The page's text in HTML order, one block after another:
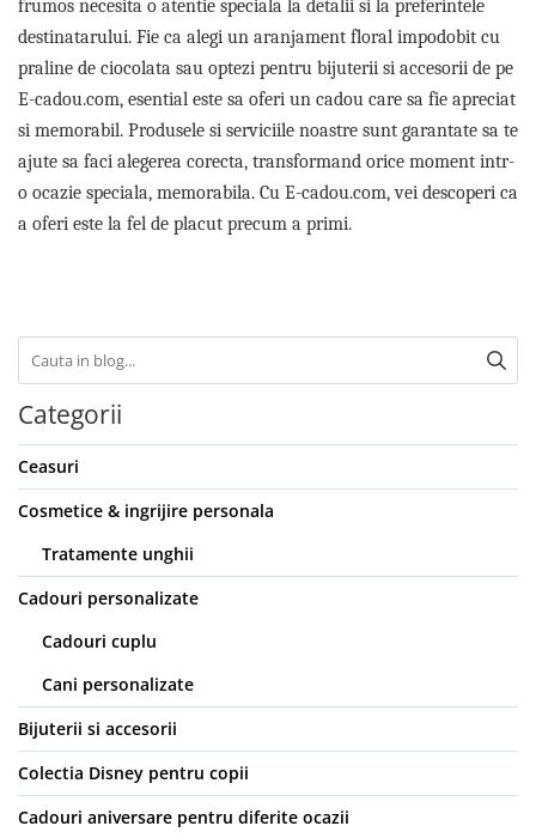
frumos necesita o atentie speciala la detalii si la preferintele
destinatarului. Fie ca alegi un aranjament floral impodobit cu
praline de ciocolata sau optezi pentru bijuterii si accesorii de pe
E-cadou.com, esential este sa oferi un cadou care sa fie apreciat
si memorabil. Produsele si serviciile noastre sunt garantate sa te
ajute sa faci alegerea corecta, transformand orice moment intr-
o ocazie speciala, memorabila. Cu E-cadou.com, vei descoperi ca
a oferi este la fel de placut precum a primi.
Categorii
Ceasuri
Cosmetice & ingrijire personala
Tratamente unghii
Cadouri personalizate
Cadouri cuplu
Cani personalizate
Bijuterii si accesorii
Colectia Disney pentru copii
Cadouri aniversare pentru diferite ocazii